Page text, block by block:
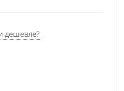
дешевле?